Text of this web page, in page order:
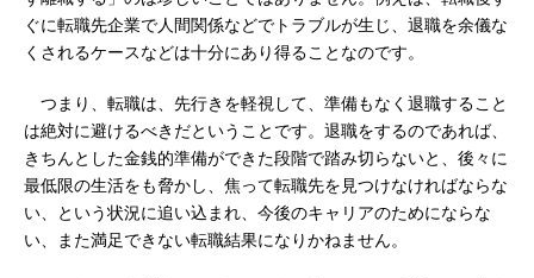
ぐに転職先企業で人間関係などでトラブルが生じ、退職を余儀な
くされるケースなどは十分にあり得ることなのです。
つまり、転職は、先行きを軽視して、準備もなく退職すること
は絶対に避けるべきだということです。退職をするのであれば、
きちんとした金銭的準備ができた段階で踏み切らないと、後々に
最低限の生活をも脅かし、焦って転職先を見つけなければならな
い、という状況に追い込まれ、今後のキャリアのためにならな
い、また満足できない転職結果になりかねません。